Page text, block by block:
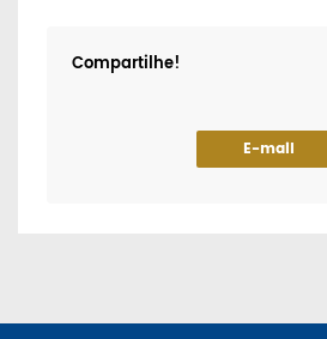
Compartilhe!
E-mail